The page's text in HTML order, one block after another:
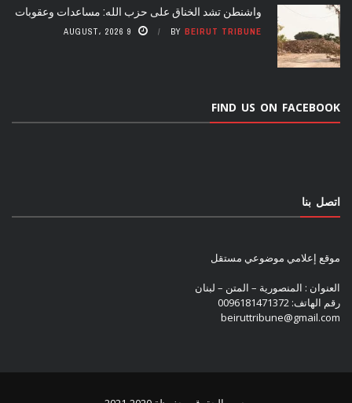
واشنطن تشد الخناق على حزب الله: مساعدات وعقوبات
BY BEIRUT TRIBUNE 9 AUGUST، 2026
FIND US ON FACEBOOK
اتصل بنا
موقع إعلامي موضوعي مستقل
العنوان : المنصورية – المتن – لبنان
رقم الهاتف: 0096181471372
beiruttribune@gmail.com